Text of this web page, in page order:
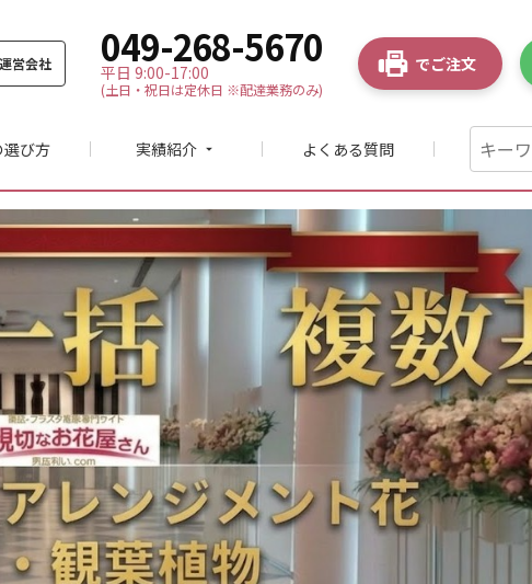
運営会社 049-268-5670
平日 9:00-17:00
(土日・祝日は定休日 ※配達業務のみ)
でご注文
選び方 実績紹介 arrow_drop_down よくある質問